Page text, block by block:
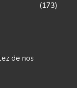
(173)
de nos